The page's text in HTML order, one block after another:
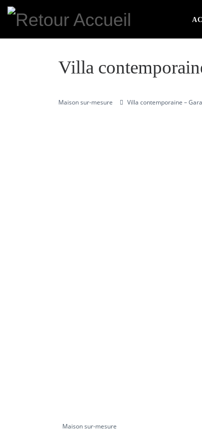
Skip to content
Villa
Maison sur-mesure Villa contemporaine –
Maison sur-mesure